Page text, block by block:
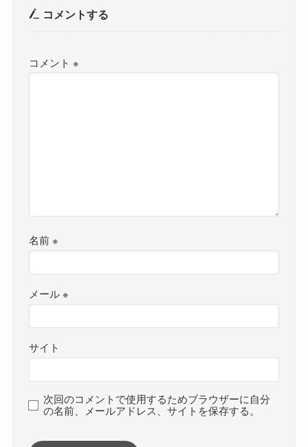
コメントする
コメント※
名前※
メール※
サイト
次回のコメントで使用するためブラウザーに自分
の名前、メールアドレス、サイトを保存する。